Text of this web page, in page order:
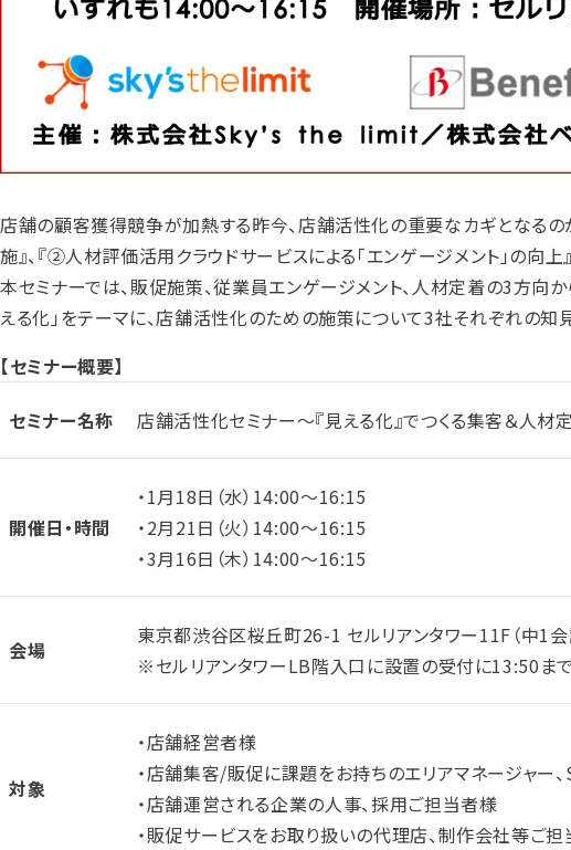
店舗の顧客獲得競争が加熱する昨今、店舗活性化の重要なカギとなる
施』、『②人材評価活用クラウドサービスによる「エンゲージメント」の向上
本セミナーでは、販促施策、従業員エンゲージメント、人材定着の3方向
える化」をテーマに、店舗活性化のための施策について3社それぞれの知
【セミナー概要】
セミナー名称 店舗活性化セミナー～『見える化』でつくる集客＆人材
開催日・時間
・1月18日（水）14:00～16:15
・2月21日（火）14:00～16:15
・3月16日（木）14:00～16:15
会場
東京都渋谷区桜丘町26-1 セルリアンタワー11F（中1会
※セルリアンタワーLB階入口に設置の受付に13:50まで
対象
・店舗経営者様
・店舗集客/販促に課題をお持ちのエリアマネージャー、
・店舗運営される企業の人事、採用ご担当者様
・販促サービスをお取り扱いの代理店、制作会社等ご